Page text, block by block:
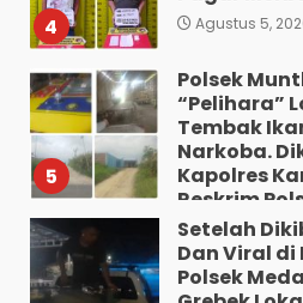
4 Agustus 5,
5
Polsek
“Pelihara”
Tembak
Narkoba.
Kapolres
Reskrim
Bungkam.
Agustus 5,
Setelah
Dan Viral di
Polsek